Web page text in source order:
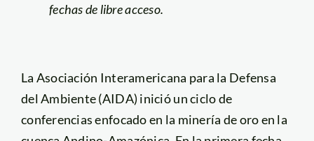
fechas de libre acceso.
La Asociación Interamericana para la Defensa
del Ambiente (AIDA) inició un ciclo de
conferencias enfocado en la minería de oro en la